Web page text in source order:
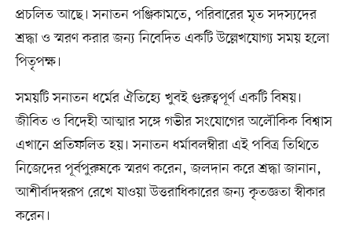
প্রচলিত আছে। সনাতন পঞ্জিকামতে, পরিবারের মৃত সদস্যদের
শ্রদ্ধা ও স্মরণ করার জন্য নিবেদিত একটি উল্লেখযোগ্য সময় হলো
পিতৃপক্ষ।
সময়টি সনাতন ধর্মের ঐতিহ্যে খুবই গুরুত্বপূর্ণ একটি বিষয়।
জীবিত ও বিদেহী আত্মার সঙ্গে গভীর সংযোগের অলৌকিক বিশ্বাস
এখানে প্রতিফলিত হয়। সনাতন ধর্মাবলম্বীরা এই পবিত্র তিথিতে
নিজেদের পূর্বপুরুষকে স্মরণ করেন, জলদান করে শ্রদ্ধা জানান,
আশীর্বাদস্বরূপ রেখে যাওয়া উত্তরাধিকারের জন্য কৃতজ্ঞতা স্বীকার
করেন।